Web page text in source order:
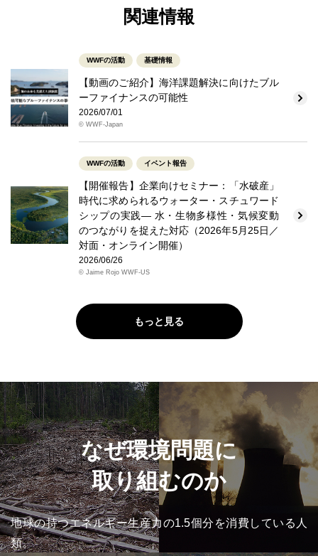
関連情報
WWFの活動 基礎情報
【動画のご紹介】海洋課題解決に向けたブル
ーファイナンスの可能性
2026/07/01
© WWF-Japan
WWFの活動 イベント報告
【開催報告】企業向けセミナー：「水破産」
時代に求められるウォーター・スチュワード
シップの実践― 水・生物多様性・気候変動
のつながりを捉えた対応（2026年5月25日／
対面・オンライン開催）
2026/06/26
© Jaime Rojo WWF-US
もっと見る
なぜ環境問題に
取り組むのか
地球の持つエネルギー生産力の1.5個分を消費している人
類。